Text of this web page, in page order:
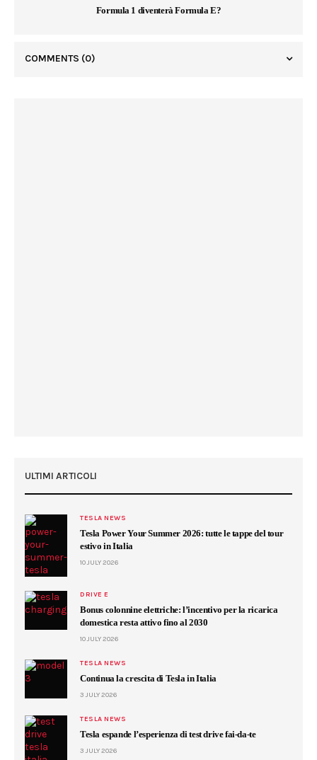
Formula 1 diventerà Formula E?
COMMENTS (0)
ULTIMI ARTICOLI
TESLA NEWS
Tesla Power Your Summer 2026: tutte le tappe del tour
estivo in Italia
10 JULY 2026
DRIVE E
Bonus colonnine elettriche: l’incentivo per la ricarica
domestica resta attivo fino al 2030
10 JULY 2026
TESLA NEWS
Continua la crescita di Tesla in Italia
3 JULY 2026
TESLA NEWS
Tesla espande l’esperienza di test drive fai-da-te
3 JULY 2026